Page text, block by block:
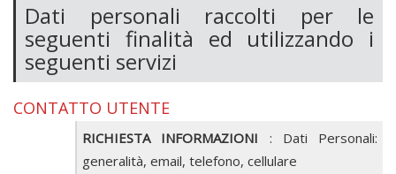
Dati personali raccolti per le
seguenti finalità ed utilizzando i
seguenti servizi
CONTATTO UTENTE
RICHIESTA INFORMAZIONI : Dati Personali:
generalità, email, telefono, cellulare